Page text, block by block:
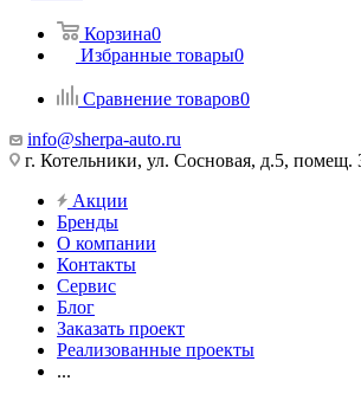
Корзина0
Избранные товары0
Сравнение товаров0
info@sherpa-auto.ru
г. Котельники, ул. Сосновая, д.5, помещ.
Акции
Бренды
О компании
Контакты
Сервис
Блог
Заказать проект
Реализованные проекты
...